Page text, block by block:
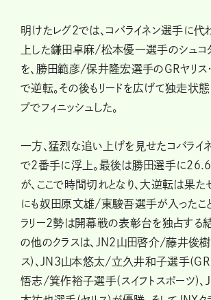
明けたレグ2では、コバライネン選手に代
上した鎌田卓麻/松本優一選手のシュコ
を、勝田範彦/保井隆宏選手のGRヤリス
で逆転。その後もリードを広げて独走状態
プでフィニッシュした。
一方、猛烈な追い上げを見せたコバライ
で2番手に浮上。最後は勝田選手に
が、ここで時間切れとなり、大逆転は果た
にも奴田原文雄/東駿吾選手が入ったこと
ラリー2勢は開幕戦の表彰台を独占する結
の他のクラスは、JN2山田啓介/藤井俊
ス)、JN3山本悠太/立久井和子選手
悟志/箕作裕子選手(スイフトスポーツ)